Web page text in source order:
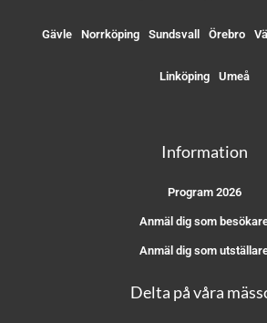
Gävle Norrköping Sundsvall Örebro
Linköping Umeå
Information
Program 2026
Anmäl dig som
Anmäl dig som
Delta på våra